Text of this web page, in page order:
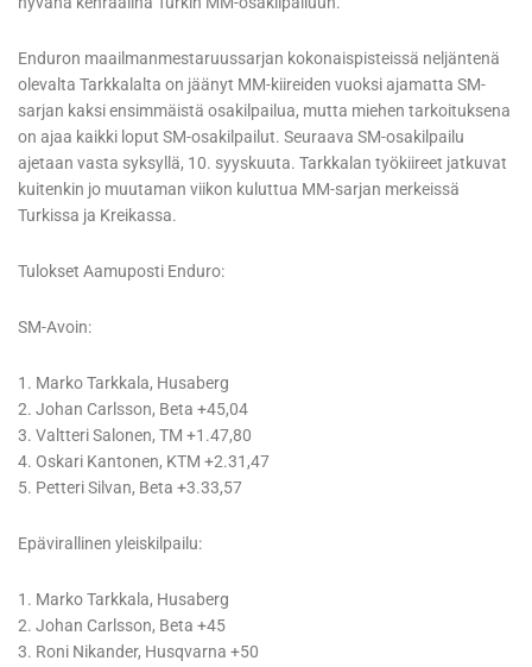
Enduron maailmanmestaruussarjan kokonaispisteissä neljäntenä
olevalta Tarkkalalta on jäänyt MM-kiireiden vuoksi ajamatta SM-
sarjan kaksi ensimmäistä osakilpailua, mutta miehen tarkoituksena
on ajaa kaikki loput SM-osakilpailut. Seuraava SM-osakilpailu
ajetaan vasta syksyllä, 10. syyskuuta. Tarkkalan työkiireet jatkuvat
kuitenkin jo muutaman viikon kuluttua MM-sarjan merkeissä
Turkissa ja Kreikassa.
Tulokset Aamuposti Enduro:
SM-Avoin:
1. Marko Tarkkala, Husaberg
2. Johan Carlsson, Beta +45,04
3. Valtteri Salonen, TM +1.47,80
4. Oskari Kantonen, KTM +2.31,47
5. Petteri Silvan, Beta +3.33,57
Epävirallinen yleiskilpailu:
1. Marko Tarkkala, Husaberg
2. Johan Carlsson, Beta +45
3. Roni Nikander, Husqvarna +50